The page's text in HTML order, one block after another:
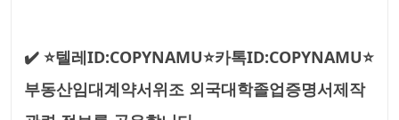
✔️ ⭐텔레ID:COPYNAMU⭐카톡ID:COPYNAMU⭐
부동산임대계약서위조 외국대학졸업증명서제작